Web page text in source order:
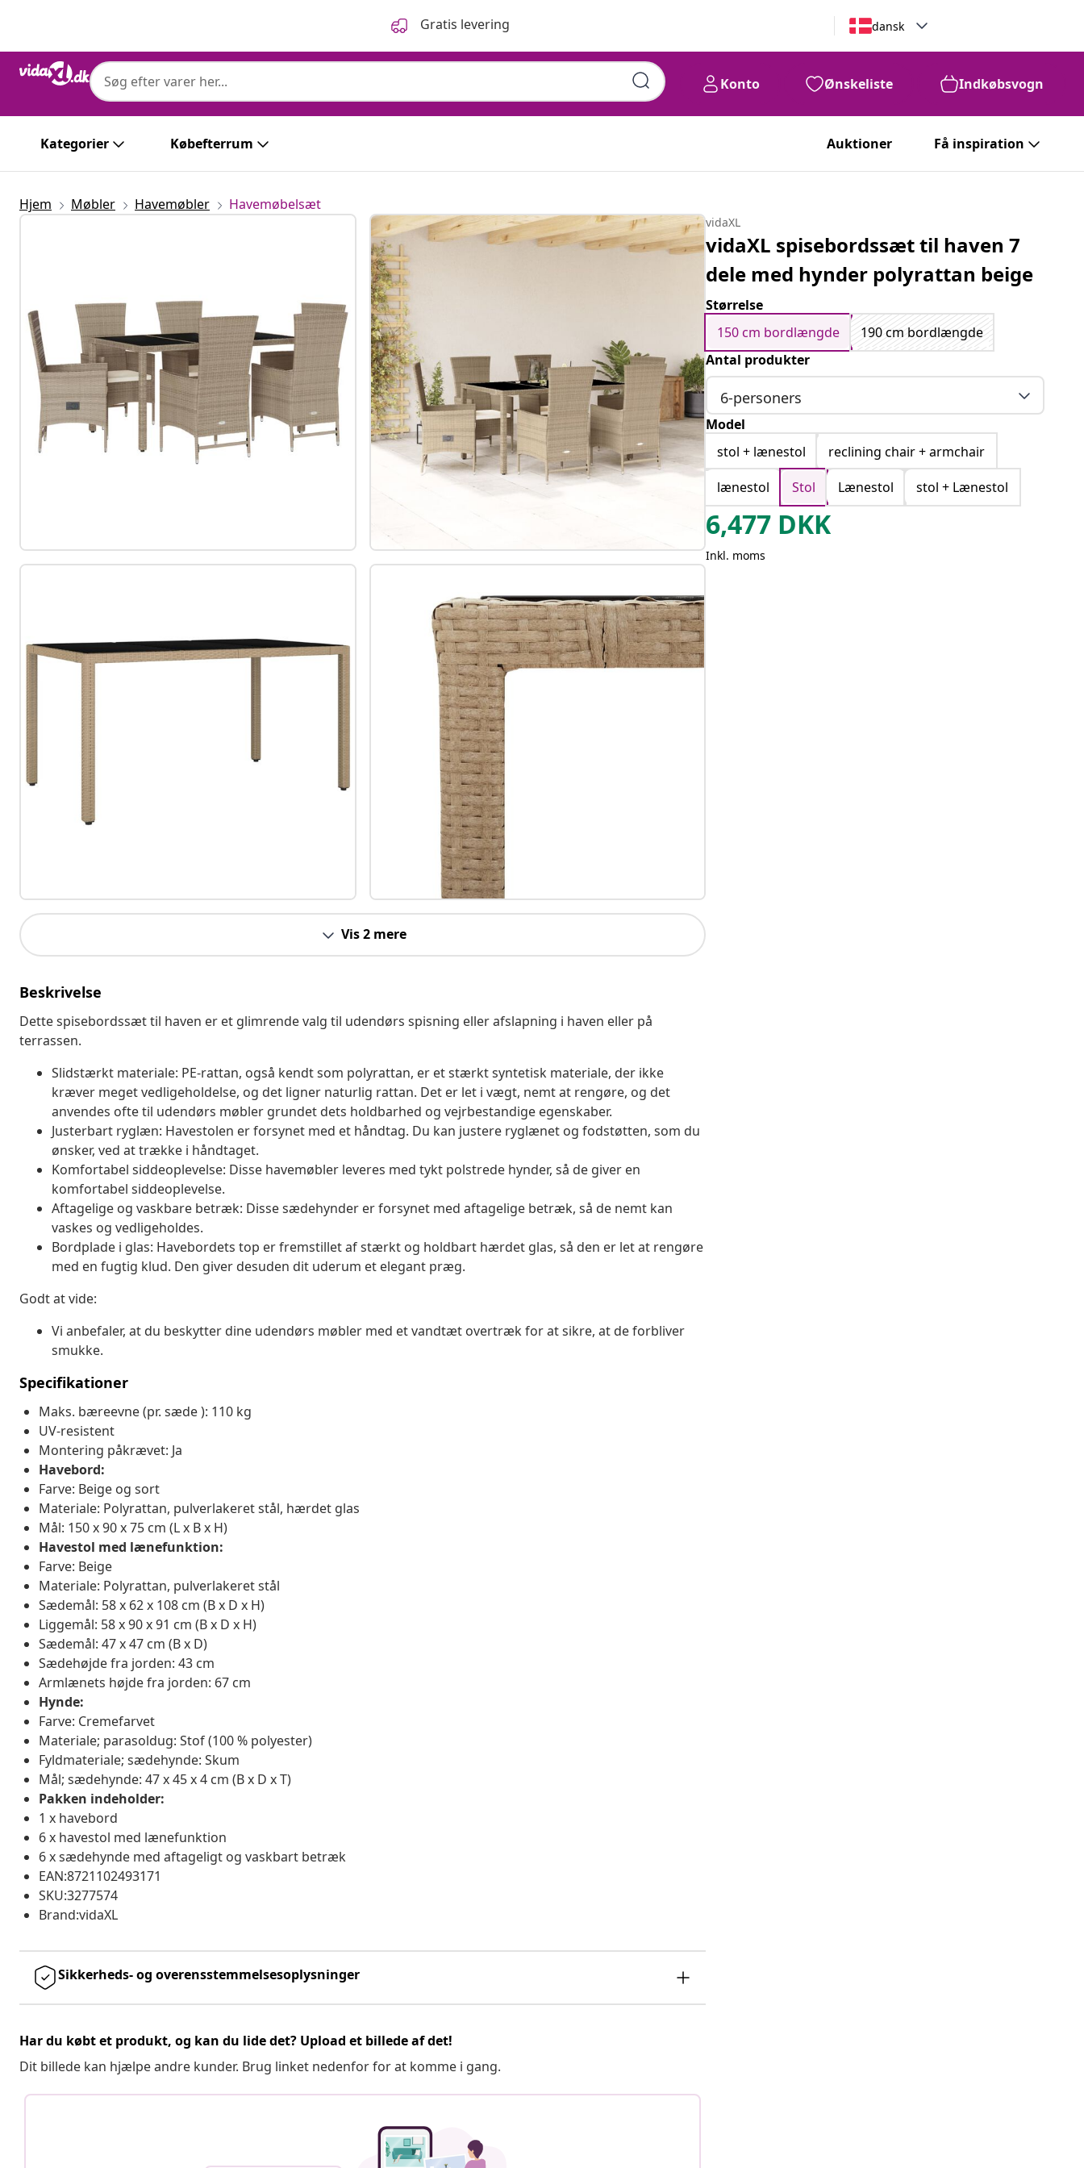
Gratis levering dansk
Konto Ønskeliste Indkøbsvogn
Kategorier Købefterrum Auktioner Få inspiration
Hjem Møbler Havemøbler Havemøbelsæt
Vis 2 mere
Beskrivelse
Dette spisebordssæt til haven er et glimrende valg til udendørs spisning eller afslapning i haven eller på
terrassen.
Slidstærkt materiale: PE-rattan, også kendt som polyrattan, er et stærkt syntetisk materiale, der ikke
kræver meget vedligeholdelse, og det ligner naturlig rattan. Det er let i vægt, nemt at rengøre, og det
anvendes ofte til udendørs møbler grundet dets holdbarhed og vejrbestandige egenskaber.
Justerbart ryglæn: Havestolen er forsynet med et håndtag. Du kan justere ryglænet og fodstøtten, som du
ønsker, ved at trække i håndtaget.
Komfortabel siddeoplevelse: Disse havemøbler leveres med tykt polstrede hynder, så de giver en
komfortabel siddeoplevelse.
Aftagelige og vaskbare betræk: Disse sædehynder er forsynet med aftagelige betræk, så de nemt kan
vaskes og vedligeholdes.
Bordplade i glas: Havebordets top er fremstillet af stærkt og holdbart hærdet glas, så den er let at rengøre
med en fugtig klud. Den giver desuden dit uderum et elegant præg.
Godt at vide:
Vi anbefaler, at du beskytter dine udendørs møbler med et vandtæt overtræk for at sikre, at de forbliver
smukke.
Specifikationer
Maks. bæreevne (pr. sæde ): 110 kg
UV-resistent
Montering påkrævet: Ja
Havebord:
Farve: Beige og sort
Materiale: Polyrattan, pulverlakeret stål, hærdet glas
Mål: 150 x 90 x 75 cm (L x B x H)
Havestol med lænefunktion:
Farve: Beige
Materiale: Polyrattan, pulverlakeret stål
Sædemål: 58 x 62 x 108 cm (B x D x H)
Liggemål: 58 x 90 x 91 cm (B x D x H)
Sædemål: 47 x 47 cm (B x D)
Sædehøjde fra jorden: 43 cm
Armlænets højde fra jorden: 67 cm
Hynde:
Farve: Cremefarvet
Materiale; parasoldug: Stof (100 % polyester)
Fyldmateriale; sædehynde: Skum
Mål; sædehynde: 47 x 45 x 4 cm (B x D x T)
Pakken indeholder:
1 x havebord
6 x havestol med lænefunktion
6 x sædehynde med aftageligt og vaskbart betræk
EAN:8721102493171
SKU:3277574
Brand:vidaXL
Sikkerheds- og overensstemmelsesoplysninger
Har du købt et produkt, og kan du lide det? Upload et billede af det!
Dit billede kan hjælpe andre kunder. Brug linket nedenfor for at komme i gang.
vidaXL
vidaXL spisebordssæt til haven 7
dele med hynder polyrattan beige
Størrelse
150 cm bordlængde
190 cm bordlængde
Antal produkter
6-personers
Model
stol + lænestol
reclining chair + armchair
lænestol
Stol Lænestol stol + Lænestol
6,477 DKK
Inkl. moms